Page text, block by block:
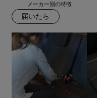
メーカー別の特徴
届いたら